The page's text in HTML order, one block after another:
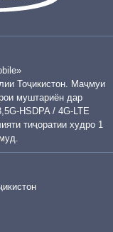
Тоҷикистон. Маҷмуи
муштариён дар
HSDPA / 4G-LTE
тиҷоратии худро 1